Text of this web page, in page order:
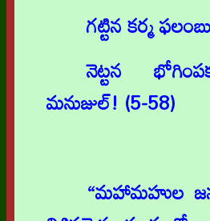
గట్టిన కర్మ
నెట్టన
మనుజుల్! (5-58)
“మహామహుల